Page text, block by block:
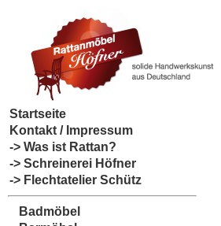
Startseite
Kontakt / Impressum
-> Was ist Rattan?
-> Schreinerei Höfner
-> Flechtatelier Schütz
Badmöbel